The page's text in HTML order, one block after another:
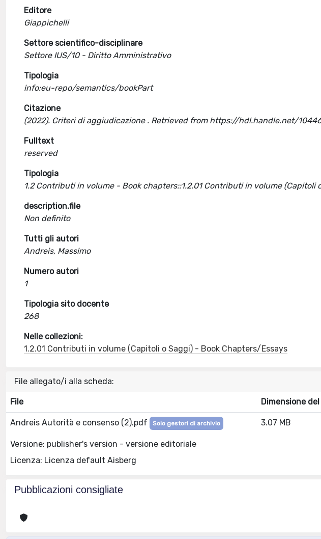
Editore
Giappichelli
Settore scientifico-disciplinare
Settore IUS/10 - Diritto Amministrativo
Tipologia
info:eu-repo/semantics/bookPart
Citazione
(2022). Criteri di aggiudicazione . Retrieved from https://hdl.handle.net/
Fulltext
reserved
Tipologia
1.2 Contributi in volume - Book chapters::1.2.01 Contributi in volume (Capitoli
description.file
Non definito
Tutti gli autori
Andreis, Massimo
Numero autori
1
Tipologia sito docente
268
Nelle collezioni:
1.2.01 Contributi in volume (Capitoli o Saggi) - Book Chapters/Essays
File allegato/i alla scheda:
File Dimensione
Andreis Autorità e consenso (2).pdf Solo gestori di archivio
Versione: publisher's version - versione editoriale
Licenza: Licenza default Aisberg
3.07 MB
Pubblicazioni consigliate